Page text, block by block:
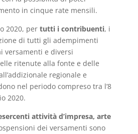
in cinque rate mensili.
2020, per tutti i contribuenti, i
di tutti gli adempimenti
versamenti e diversi
ritenute alla fonte e delle
regionale e
nel periodo compreso tra l’8
2020.
attività d’impresa, arte
dei versamenti sono